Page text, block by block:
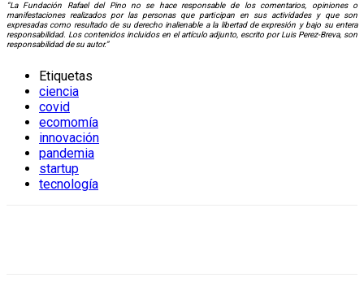
“La Fundación Rafael del Pino no se hace responsable de los comentarios, opiniones o
manifestaciones realizados por las personas que participan en sus actividades y que son
expresadas como resultado de su derecho inalienable a la libertad de expresión y bajo su entera
responsabilidad. Los contenidos incluidos en el artículo adjunto, escrito por Luis Perez-Breva, son
responsabilidad de su autor.”
Etiquetas
ciencia
covid
ecomomía
innovación
pandemia
startup
tecnología